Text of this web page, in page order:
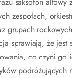
saksofon altowy
zespołach,
grupach
sprawiają, że jest
co czyni go
podróżujących